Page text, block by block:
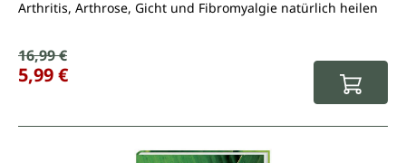
Arthritis, Arthrose, Gicht und Fibromyalgie natürlich heilen
Verkaufspreis:
Regulärer Preis:
16,99 €
5,99 €